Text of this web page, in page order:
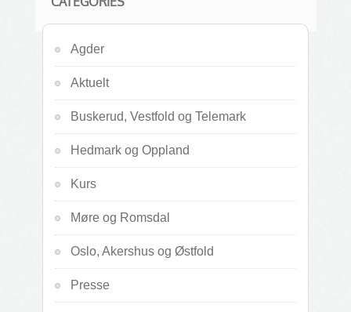
Agder
Aktuelt
Buskerud, Vestfold og Telemark
Hedmark og Oppland
Kurs
Møre og Romsdal
Oslo, Akershus og Østfold
Presse